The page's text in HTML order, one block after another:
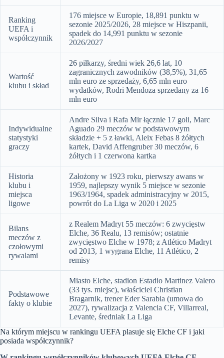
Ranking
UEFA i
współczynnik
176 miejsce w Europie, 18,891 punktu w
sezonie 2025/2026, 28 miejsce w Hiszpanii,
spadek do 14,991 punktu w sezonie
2026/2027
Wartość
klubu i skład
26 piłkarzy, średni wiek 26,6 lat, 10
zagranicznych zawodników (38,5%), 31,65
mln euro ze sprzedaży, 6,65 mln euro
wydatków, Rodri Mendoza sprzedany za 16
mln euro
Indywidualne
statystyki
graczy
Andre Silva i Rafa Mir łącznie 17 goli, Marc
Aguado 29 meczów w podstawowym
składzie + 5 z ławki, Aleix Febas 8 żółtych
kartek, David Affengruber 30 meczów, 6
żółtych i 1 czerwona kartka
Historia
klubu i
miejsca
ligowe
Założony w 1923 roku, pierwszy awans w
1959, najlepszy wynik 5 miejsce w sezonie
1963/1964, spadek administracyjny w 2015,
powrót do La Liga w 2020 i 2025
Bilans
meczów z
czołowymi
rywalami
z Realem Madryt 55 meczów: 6 zwycięstw
Elche, 36 Realu, 13 remisów; ostatnie
zwycięstwo Elche w 1978; z Atlético Madryt
od 2013, 1 wygrana Elche, 11 Atlético, 2
remisy
Podstawowe
fakty o klubie
Miasto Elche, stadion Estadio Martinez Valero
(33 tys. miejsc), właściciel Christian
Bragarnik, trener Eder Sarabia (umowa do
2027), rywalizacja z Valencia CF, Villarreal,
Levante, średniak La Liga
Na którym miejscu w rankingu UEFA plasuje się Elche CF i jaki
posiada współczynnik?